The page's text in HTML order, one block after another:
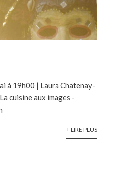
à 19h00 | Laura Chatenay-
cuisine aux images -
+ LIRE PLUS